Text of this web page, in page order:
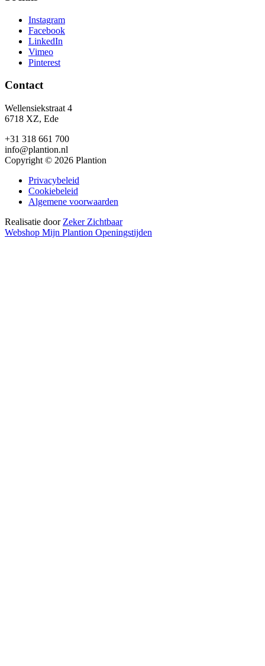
Instagram
Facebook
LinkedIn
Vimeo
Pinterest
Contact
Wellensiekstraat 4
6718 XZ, Ede
+31 318 661 700
info@plantion.nl
Copyright © 2026 Plantion
Privacybeleid
Cookiebeleid
Algemene voorwaarden
Realisatie door Zeker Zichtbaar
Webshop Mijn Plantion Openingstijden